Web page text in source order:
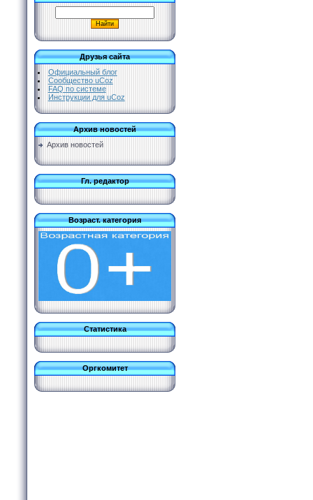
Друзья сайта
Официальный блог
Сообщество uCoz
FAQ по системе
Инструкции для uCoz
Архив новостей
Архив новостей
Гл. редактор
Возраст. категория
Статистика
Оргкомитет